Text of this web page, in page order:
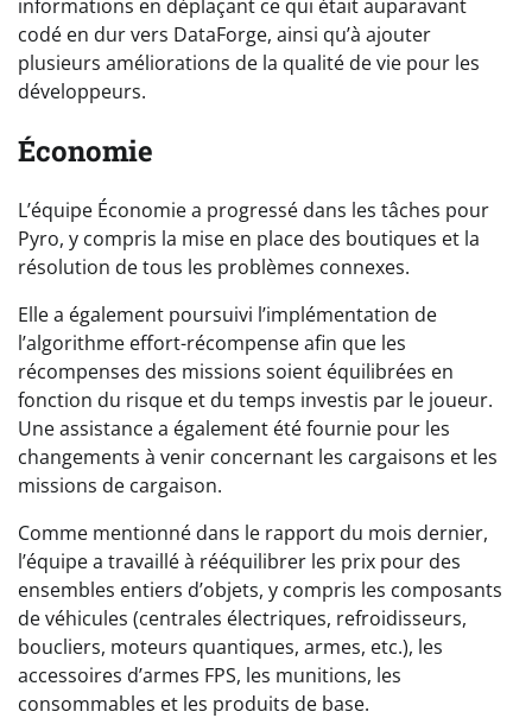
informations en déplaçant ce qui était auparavant
codé en dur vers DataForge, ainsi qu’à ajouter
plusieurs améliorations de la qualité de vie pour les
développeurs.
Économie
L’équipe Économie a progressé dans les tâches pour
Pyro, y compris la mise en place des boutiques et la
résolution de tous les problèmes connexes.
Elle a également poursuivi l’implémentation de
l’algorithme effort-récompense afin que les
récompenses des missions soient équilibrées en
fonction du risque et du temps investis par le joueur.
Une assistance a également été fournie pour les
changements à venir concernant les cargaisons et les
missions de cargaison.
Comme mentionné dans le rapport du mois dernier,
l’équipe a travaillé à rééquilibrer les prix pour des
ensembles entiers d’objets, y compris les composants
de véhicules (centrales électriques, refroidisseurs,
boucliers, moteurs quantiques, armes, etc.), les
accessoires d’armes FPS, les munitions, les
consommables et les produits de base.